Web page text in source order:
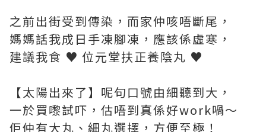
之前出街受到傳染，而家仲咳唔斷尾，
媽媽話我成日手凍腳凍，應該係虛寒，
建議我食 ♥ 位元堂扶正養陰丸 ♥
【太陽出來了】呢句口號由細聽到大，
一於買嚟試吓，估唔到真係好work喎～
佢仲有大丸、細丸選擇，方便至極！